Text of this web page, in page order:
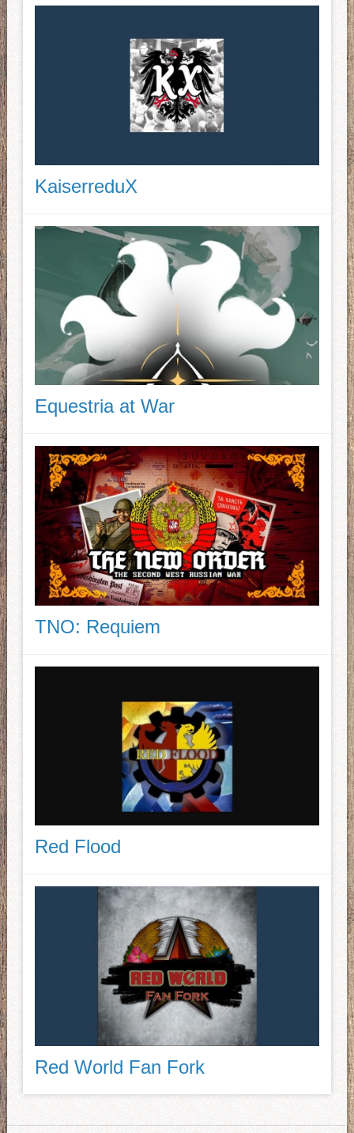
KaiserreduX
Equestria at War
TNO: Requiem
Red Flood
Red World Fan Fork